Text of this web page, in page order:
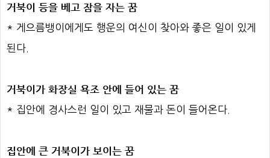
거북이 등을 베고 잠을 자는 꿈
* 게으름뱅이에게도 행운의 여신이 찾아와 좋은 일이 있게
된다.
거북이가 화장실 욕조 안에 들어 있는 꿈
* 집안에 경사스런 일이 있고 재물과 돈이 들어온다.
집안에 큰 거북이가 보이는 꿈